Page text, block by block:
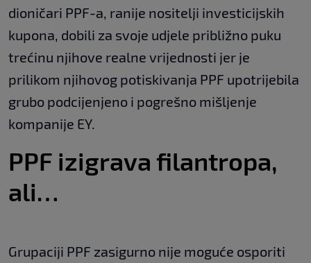
dioničari PPF-a, ranije nositelji investicijskih
kupona, dobili za svoje udjele približno puku
trećinu njihove realne vrijednosti jer je
prilikom njihovog potiskivanja PPF upotrijebila
grubo podcijenjeno i pogrešno mišljenje
kompanije EY.
PPF izigrava filantropa,
ali…
Grupaciji PPF zasigurno nije moguće osporiti